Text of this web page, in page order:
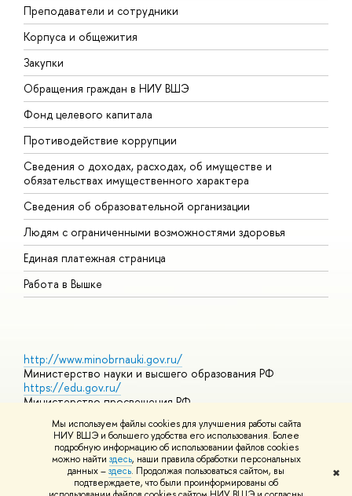
Мы используем файлы cookies для улучшения работы сайта
НИУ ВШЭ и большего удобства его использования. Более
подробную информацию об использовании файлов cookies
можно найти здесь, наши правила обработки персональных
данных –здесь. Продолжая пользоваться сайтом, вы
подтверждаете, что были проинформированы об
✖
Преподаватели и сотрудники
Корпуса и общежития
Закупки
Обращения граждан в НИУ ВШЭ
Фонд целевого капитала
Противодействие коррупции
Сведения о доходах, расходах, об имуществе и
обязательствах имущественного характера
Сведения об образовательной организации
Людям с ограниченными возможностями здоровья
Единая платежная страница
Работа в Вышке
http://www.minobrnauki.gov.ru/
Министерство науки и высшего образования РФ
https://edu.gov.ru/
Министерство просвещения РФ
https://elearning.hse.ru/mooc
Массовые открытые онлайн-курсы
© НИУ ВШЭ 1993–2026 Адреса и контактыУсловия
использования материалов Политика конфиденциальности